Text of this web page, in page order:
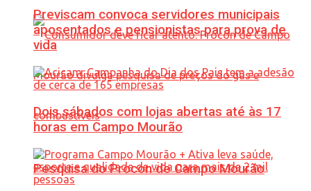
Pesquisa do Procon de Campo Mourão
Previscam convoca servidores municipais
aposentados e pensionistas para prova de
vida
Dois sábados com lojas abertas até às 17
horas em Campo Mourão